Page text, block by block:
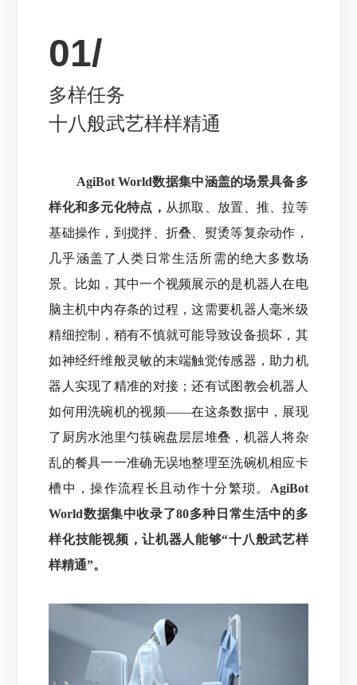
01/
多样任务
十八般武艺样样精通
AgiBot World数据集中涵盖的场景具备多
样化和多元化特点， 从抓取、放置、推、拉等
基础操作，到搅拌、折叠、熨烫等复杂动作，
几乎涵盖了人类日常生活所需的绝大多数场
景。
比如，其中一个视频展示的是机器人在电
脑主机中内存条的过程，这需要机器人毫米级
精细控制，稍有不慎就可能导致设备损坏， 其
如神经纤维般灵敏的末端触觉传感器，助力机
器人实现了精准的对接；还有试图教会机器人
如何用洗碗机的视频——在这条数据中，展现
了厨房水池里勺筷碗盘层层堆叠，机器人将杂
乱的餐具一一准确无误地整理至洗碗机相应卡
槽中，操作流程长且动作十分繁琐。 AgiBot
World数据集中收录了80多种日常生活中的多
样化技能视频，让机器人能够“十八般武艺样
样精通”。